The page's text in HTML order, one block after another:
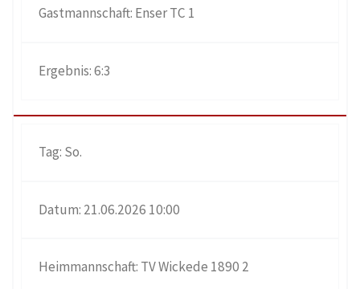
Enser TC 1
6:3
So.
21.06.2026 10:00
TV Wickede 1890 2